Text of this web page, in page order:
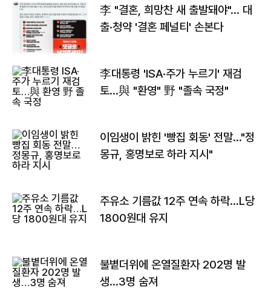
李 "결혼, 희망찬 새 출발돼야"… 대
출·청약 '결혼 페널티' 손본다
李대통령 'ISA·주가 누르기' 재검
토…與 "환영" 野 "졸속 국정"
이임생이 밝힌 '빵집 회동' 전말…"정
몽규, 홍명보로 하라 지시"
주유소 기름값 12주 연속 하락…L당
1800원대 유지
불볕더위에 온열질환자 202명 발
생…3명 숨져